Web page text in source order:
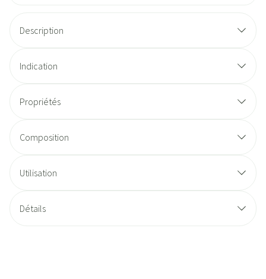
Description
Indication
Propriétés
Composition
Utilisation
Détails